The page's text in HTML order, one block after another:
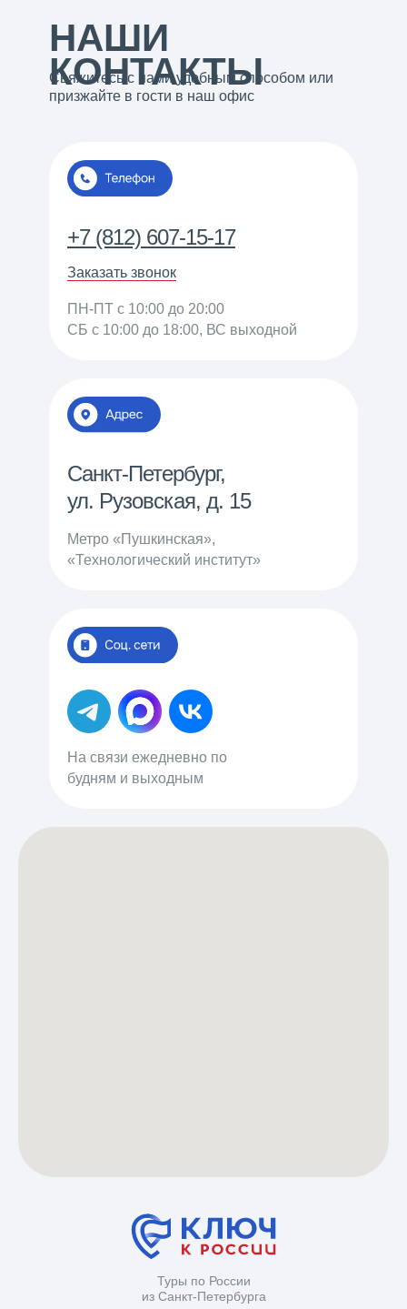
Свяжитесь с нами удобным способом или
призжайте в гости в наш офис
НАШИ
КОНТАКТЫ
+7 (812) 607-15-17
Заказать звонок
ПН-ПТ c 10:00 до 20:00
СБ c 10:00 до 18:00, ВС выходной
Санкт-Петербург,
ул. Рузовская, д. 15
Метро «Пушкинская»,
«Технологический институт»
На связи ежедневно по
будням и выходным
Туры по России
из Санкт-Петербурга